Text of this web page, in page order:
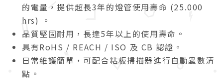
的電量，提供超長3年的燈管使用壽命 (25.000
hrs) 。
品質堅固耐用，長達5年以上的使用壽命。
具有RoHS / REACH / ISO 及 CB 認證。
日常維護簡單，可配合粘板掃描器進行自動蟲數清
點。